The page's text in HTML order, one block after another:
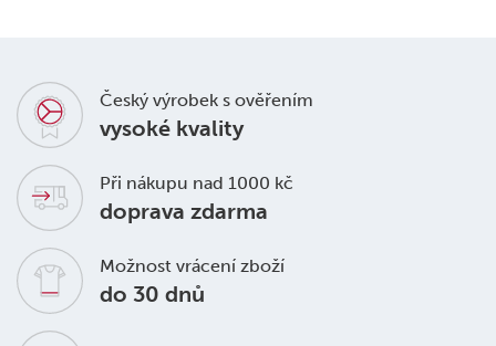
Český výrobek s ověřením
vysoké kvality
Při nákupu nad 1000 kč
doprava zdarma
Možnost vrácení zboží
do 30 dnů